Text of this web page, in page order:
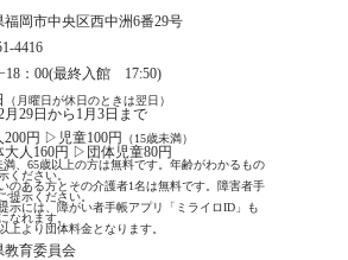
福岡市中央区西中洲6番29号
4416
：00(最終入館 17:50)
（月曜日が休日のときは翌日）
月29日から1月3日まで
円 ▷児童100円 （15歳未満）
人160円 ▷団体児童80円
、65歳以上の方は無料です。年齢がわかるもの
ください。
のある方とその介護者1名は無料です。障害者手
提示ください。
には、障がい者手帳アプリ「ミライロID」も
なれます。
上より団体料金となります。
教育委員会